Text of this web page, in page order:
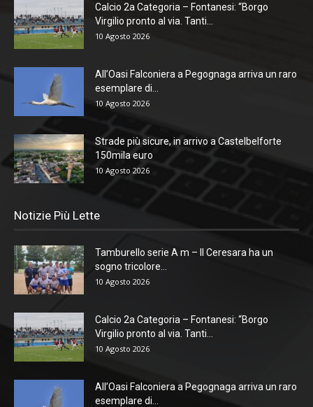
Calcio 2a Categoria – Fontanesi: “Borgo
Virgilio pronto al via. Tanti...
10 Agosto 2026
All’Oasi Falconiera a Pegognaga arriva un raro
esemplare di...
10 Agosto 2026
Strade più sicure, in arrivo a Castelbelforte
150mila euro
10 Agosto 2026
Notizie Più Lette
Tamburello serie A m – Il Ceresara ha un
sogno tricolore...
10 Agosto 2026
Calcio 2a Categoria – Fontanesi: “Borgo
Virgilio pronto al via. Tanti...
10 Agosto 2026
All’Oasi Falconiera a Pegognaga arriva un raro
esemplare di...